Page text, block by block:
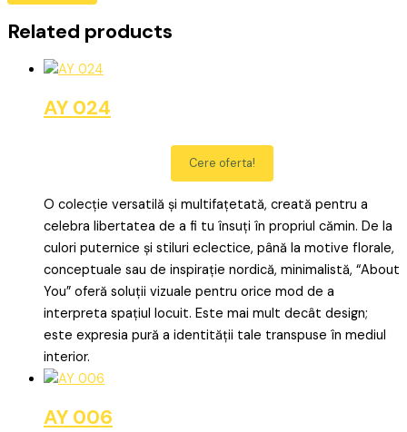
Related products
AY 024
Cere oferta!
O colecție versatilă și multifațetată, creată pentru a
celebra libertatea de a fi tu însuți în propriul cămin. De la
culori puternice și stiluri eclectice, până la motive florale,
conceptuale sau de inspirație nordică, minimalistă, “About
You” oferă soluții vizuale pentru orice mod de a
interpreta spațiul locuit. Este mai mult decât design;
este expresia pură a identității tale transpuse în mediul
interior.
AY 006